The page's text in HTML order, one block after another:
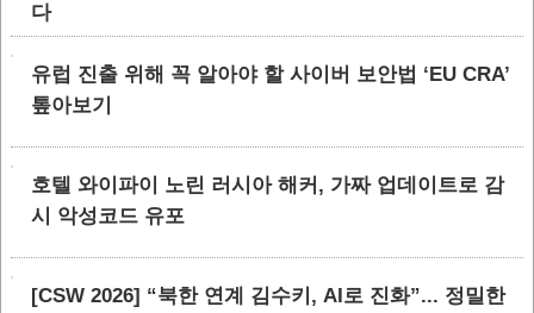
다
유럽 진출 위해 꼭 알아야 할 사이버 보안법 ‘EU CRA’
톺아보기
호텔 와이파이 노린 러시아 해커, 가짜 업데이트로 감
시 악성코드 유포
[CSW 2026] “북한 연계 김수키, AI로 진화”... 정밀한